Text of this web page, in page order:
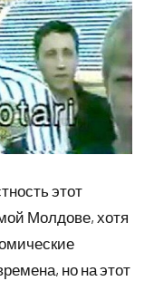
этот
Молдове, хотя
но на этот